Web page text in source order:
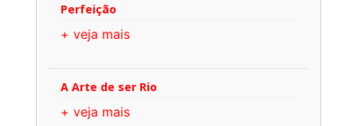
Perfeição
+ veja mais
A Arte de ser Rio
+ veja mais